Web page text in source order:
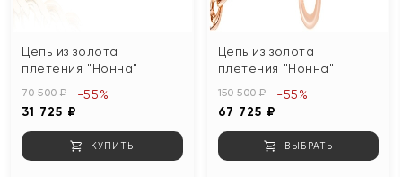
Цепь из золота
плетения "Нонна"
70 500 ₽
31 725 ₽
-55%
КУПИТЬ
Цепь из золота
плетения "Нонна"
150 500 ₽
67 725 ₽
-55%
ВЫБРАТЬ